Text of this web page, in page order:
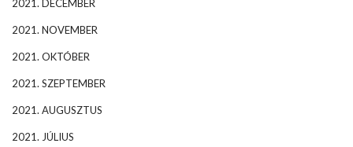
2021. DECEMBER
2021. NOVEMBER
2021. OKTÓBER
2021. SZEPTEMBER
2021. AUGUSZTUS
2021. JÚLIUS